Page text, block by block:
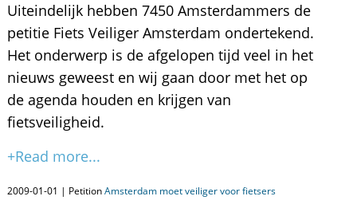
Uiteindelijk hebben 7450 Amsterdammers de
petitie Fiets Veiliger Amsterdam ondertekend.
Het onderwerp is de afgelopen tijd veel in het
nieuws geweest en wij gaan door met het op
de agenda houden en krijgen van
fietsveiligheid.
+Read more...
2009-01-01 | PetitionAmsterdam moet veiliger voor fietsers